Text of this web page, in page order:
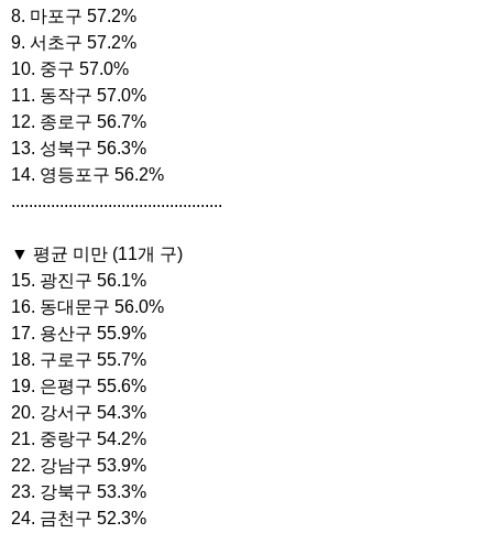
8. 마포구 57.2%
9. 서초구 57.2%
10. 중구 57.0%
11. 동작구 57.0%
12. 종로구 56.7%
13. 성북구 56.3%
14. 영등포구 56.2%
................................................
▼ 평균 미만 (11개 구)
15. 광진구 56.1%
16. 동대문구 56.0%
17. 용산구 55.9%
18. 구로구 55.7%
19. 은평구 55.6%
20. 강서구 54.3%
21. 중랑구 54.2%
22. 강남구 53.9%
23. 강북구 53.3%
24. 금천구 52.3%